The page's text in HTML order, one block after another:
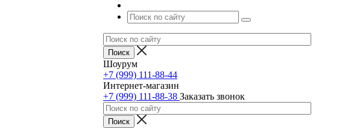
Шоурум
+7 (999) 111-88-44
Интернет-магазин
+7 (999) 111-88-38 Заказать звонок